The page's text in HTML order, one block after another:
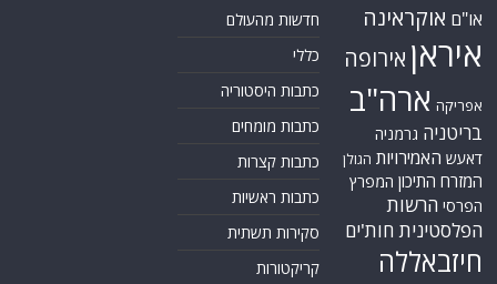
או"ם אוקראינה
איראן אירופה
אפריקה ארה"ב
בריטניה גרמניה
דאעש האמירויות הגולן
המזרח התיכון המפרץ
הפרסי הרשות
הפלסטינית חות'ים
חיזבאללה
חדשות מהעולם
כללי
כתבות היסטוריה
כתבות מומחים
כתבות קצרות
כתבות ראשיות
סקירות תשתית
קריקטורות